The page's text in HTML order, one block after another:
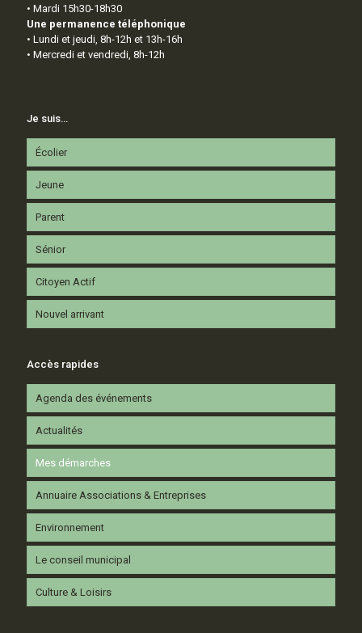
• Mardi 15h30-18h30
Une permanence téléphonique
• Lundi et jeudi, 8h-12h et 13h-16h
• Mercredi et vendredi, 8h-12h
Je suis…
Écolier
Jeune
Parent
Sénior
Citoyen Actif
Nouvel arrivant
Accès rapides
Agenda des événements
Actualités
Mes démarches
Annuaire Associations & Entreprises
Environnement
Le conseil municipal
Culture & Loisirs